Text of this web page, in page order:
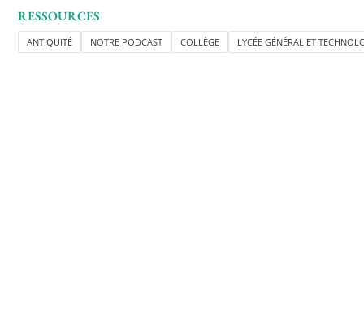
RESSOURCES
ANTIQUITÉ NOTRE PODCAST COLLÈGE LYCÉE GÉNÉRAL ET